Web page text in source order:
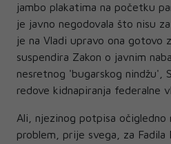
jambo plakatima na početku
je javno negodovala što nisu
je na Vladi upravo ona gotovo
suspendira Zakon o javnim
nesretnog 'bugarskog nindžu',
redove kidnapiranja federalne
Ali, njezinog potpisa
problem, prije svega, za